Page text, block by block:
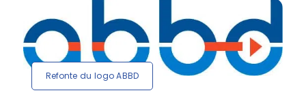
Refonte du logo ABBD